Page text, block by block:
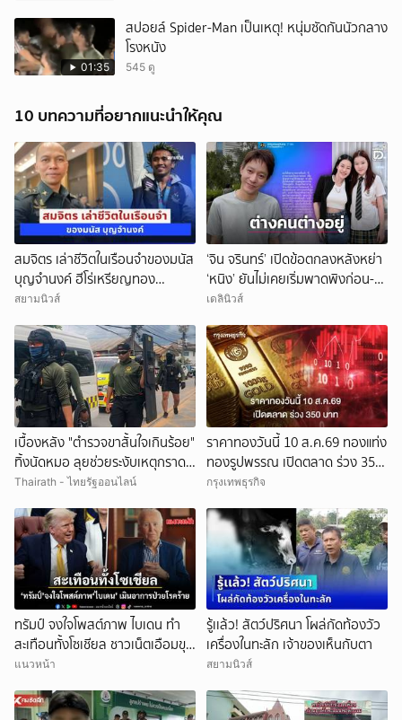
01:35
สปอยล์ Spider-Man เป็นเหตุ! หนุ่มซัดกันนัวกลาง
โรงหนัง
545 ดู
10 บทความที่อยากแนะนำให้คุณ
สมจิตร เล่าชีวิตในเรือนจำของมนัส
บุญจำนงค์ ฮีโร่เหรียญทอง
โอลิมปิก
สยามนิวส์
‘จิน จรินทร์’ เปิดข้อตกลงหลังหย่า
‘หนิง’ ยันไม่เคยเริ่มพาดพิงก่อน-
ขอแยกย้ายใช้ชีวิตเพื่อลูก!
เดลินิวส์
เบื้องหลัง "ตำรวจขาสั้นใจเกินร้อย"
ทิ้งนัดหมอ ลุยช่วยระงับเหตุกราด
ยิงในโรงเรียน
Thairath - ไทยรัฐออนไลน์
ราคาทองวันนี้ 10 ส.ค.69 ทองแท่ง
ทองรูปพรรณ เปิดตลาด ร่วง 350
บาท
กรุงเทพธุรกิจ
ทรัมป์ จงใจโพสต์ภาพ ไบเดน ทำ
สะเทือนทั้งโซเชียล ชาวเน็ตเอือมขุด
คำพูดประจานความเลือดเย็น
แนวหน้า
รู้เเล้ว! สัตว์ปริศนา โผล่กัดท้องวัว
เครื่องในทะลัก เจ้าของเห็นกับตา
สยามนิวส์